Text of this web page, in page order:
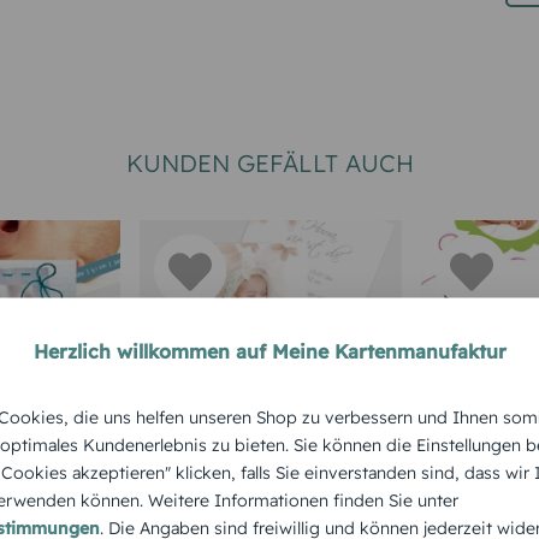
KUNDEN GEFÄLLT AUCH
FLORAL
Blumenhauch
FLORAL
Herzlich willkommen auf Meine Kartenmanufaktur
die uns helfen unseren Shop zu verbessern und Ihnen
Kundenerlebnis zu bieten. Sie können die Einstellungen
akzeptieren" klicken, falls Sie einverstanden sind, dass
können. Weitere Informationen finden Sie unter
. Die Angaben sind freiwillig und können jederzeit